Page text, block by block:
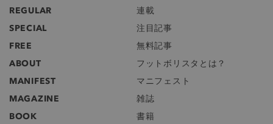
REGULAR
連載
SPECIAL
注目記事
FREE
無料記事
ABOUT
フットボリスタとは？
MANIFEST
マニフェスト
MAGAZINE
雑誌
BOOK
書籍